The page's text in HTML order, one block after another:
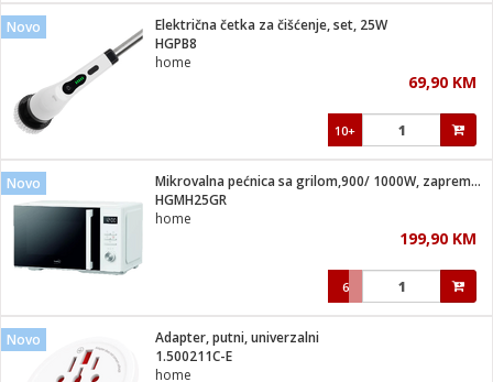
Sušilica
/ Zdravlje
za kosu
brijanje
tuš
Novo
Električna četka za čišćenje, set, 25W
HGPB8
home
69,90 KM
10+
Novo
Mikrovalna pećnica sa grilom,900/ 1000W, zapremina 25 lit.
HGMH25GR
home
199,90 KM
6
Novo
Adapter, putni, univerzalni
1.500211C-E
home